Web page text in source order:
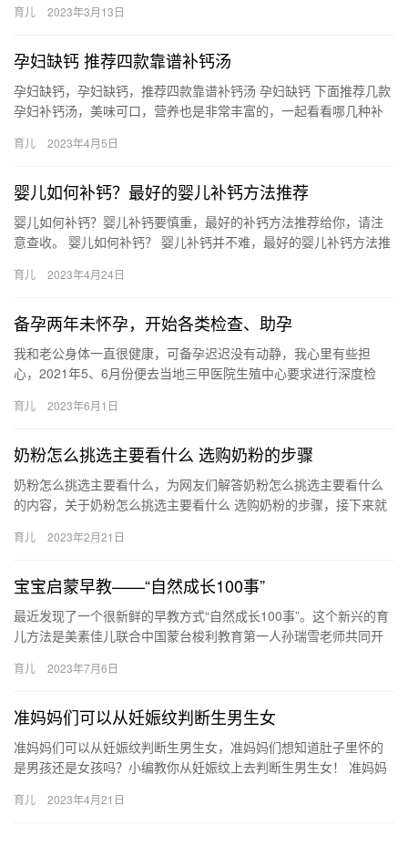
育儿 2023年3月13日
孕妇缺钙 推荐四款靠谱补钙汤
孕妇缺钙，孕妇缺钙，推荐四款靠谱补钙汤 孕妇缺钙 下面推荐几款
孕妇补钙汤，美味可口，营养也是非常丰富的，一起看看哪几种补
育儿 2023年4月5日
婴儿如何补钙？最好的婴儿补钙方法推荐
婴儿如何补钙？婴儿补钙要慎重，最好的补钙方法推荐给你，请注
意查收。 婴儿如何补钙？ 婴儿补钙并不难，最好的婴儿补钙方法推
育儿 2023年4月24日
备孕两年未怀孕，开始各类检查、助孕
我和老公身体一直很健康，可备孕迟迟没有动静，我心里有些担
心，2021年5、6月份便去当地三甲医院生殖中心要求进行深度检
健…
育儿 2023年6月1日
奶粉怎么挑选主要看什么 选购奶粉的步骤
奶粉怎么挑选主要看什么，为网友们解答奶粉怎么挑选主要看什么
的内容，关于奶粉怎么挑选主要看什么 选购奶粉的步骤，接下来就
…
育儿 2023年2月21日
宝宝启蒙早教——“自然成长100事”
最近发现了一个很新鲜的早教方式“自然成长100事”。这个新兴的育
儿方法是美素佳儿联合中国蒙台梭利教育第一人孙瑞雪老师共同开
育儿 2023年7月6日
准妈妈们可以从妊娠纹判断生男生女
准妈妈们可以从妊娠纹判断生男生女，准妈妈们想知道肚子里怀的
是男孩还是女孩吗？小编教你从妊娠纹上去判断生男生女！ 准妈妈
还…
育儿 2023年4月21日